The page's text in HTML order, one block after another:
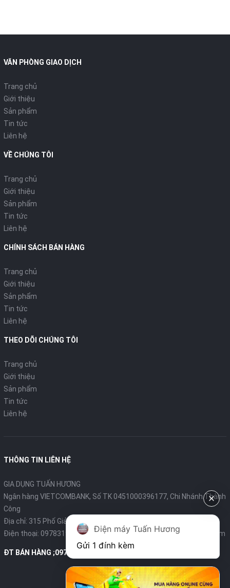
cho lực hút mạnh mang lại kết quả làm sạch hiệu quả.
Máy hút bụi sử dụng túi đựng bụi bằng vải, dung tích 2.0L, giúp
bạn hút được nhiều bụi và hạn chế số lần vệ sinh túi.
Những chiếc bánh xe to đảm bảo di chuyển dễ dàng qua
chiếc bánh này đảm bảo di chuyển dễ dàng.
Chiếc máy hút bụi này có một tay cầm ở phía trước và một ở
phía trên. Điều này giúp cho việc xách tay dễ dàng hơn trước,
trong và sau khi sử dụng.
Kích thước nhỏ gọn của chiếc máy hút bụi này giúp di chuyển
dễ dàng trong khi sử dụng và dễ dàng bảo quản sau khi sử
dụng. Trọng lượng nhẹ của chiếc máy hút bụi này giúp xách tay
dễ dàng.
VĂN PHÒNG GIAO DỊCH
Trang chủ
Giới thiệu
Sản phẩm
Tin tức
Liên hệ
VỀ CHÚNG TÔI
Trang chủ
Giới thiệu
Sản phẩm
Tin tức
Liên hệ
CHÍNH SÁCH BÁN HÀNG
Trang chủ
Giới thiệu
Sản phẩm
Tin tức
Liên hệ
THEO DÕI CHÚNG TÔI
Trang chủ
Giới thiệu
Sản phẩm
Tin tức
Liên hệ
THÔNG TIN LIÊN HỆ
GIA DỤNG TUẤN HƯƠNG
Ngân hàng VIETCOMBANK, Số TK 0451000396177, Chi Nhánh Thành
Công
Địa chỉ: 315 Phố Giảng Võ - Ba Đình - Hà Nội
Điện thoại: 0978319375- Email:diengiadungtuanhuong@gmail.com
ĐT BÁN HÀNG ;0978319375
Điện máy Tuấn Hương
Gửi 1 đính kèm